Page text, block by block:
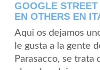
GOOGLE
EN OTHERS EN
Aqui os dejamos
le gusta a la gente
Parasacco, se trata